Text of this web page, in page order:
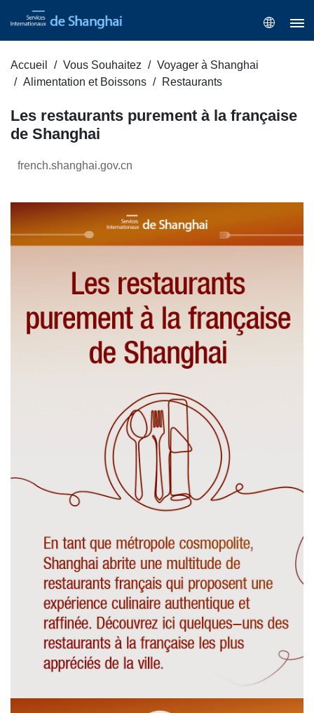
Accueil Vous Souhaitez
Voyager à Shanghai
Alimentation et Boissons
Restaurants
Les restaurants purement à la française
de Shanghai
french.shanghai.gov.cn